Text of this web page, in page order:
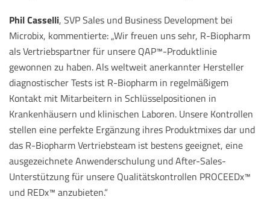
Phil Casselli, SVP Sales und Business Development bei
Microbix, kommentierte: „Wir freuen uns sehr, R-Biopharm
als Vertriebspartner für unsere QAP™-Produktlinie
gewonnen zu haben. Als weltweit anerkannter Hersteller
diagnostischer Tests ist R-Biopharm in regelmäßigem
Kontakt mit Mitarbeitern in Schlüsselpositionen in
Krankenhäusern und klinischen Laboren. Unsere Kontrollen
stellen eine perfekte Ergänzung ihres Produktmixes dar und
das R-Biopharm Vertriebsteam ist bestens geeignet, eine
ausgezeichnete Anwenderschulung und After-Sales-
Unterstützung für unsere Qualitätskontrollen PROCEEDx™
und REDx™ anzubieten.“